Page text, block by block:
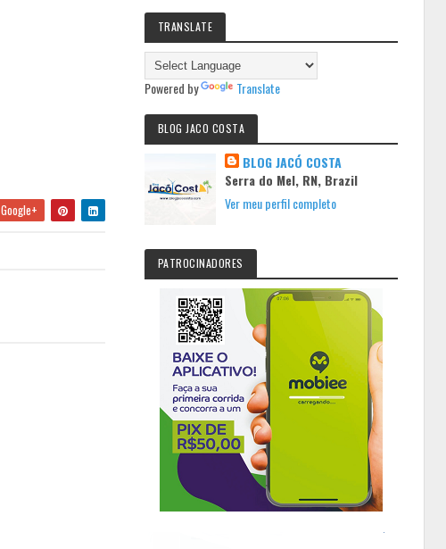
Google+
TRANSLATE
Powered by Translate
BLOG JACO COSTA
BLOG JACÓ COSTA
Serra do Mel, RN, Brazil
Ver meu perfil completo
PATROCINADORES